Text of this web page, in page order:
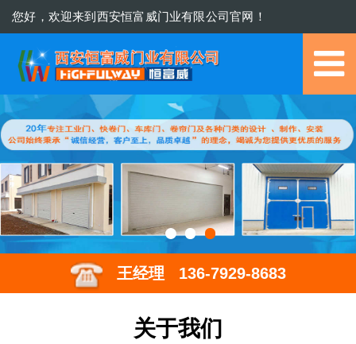
您好，欢迎来到西安恒富威门业有限公司官网！
029-8632 7096
王经理 136-7929-8683
关于我们